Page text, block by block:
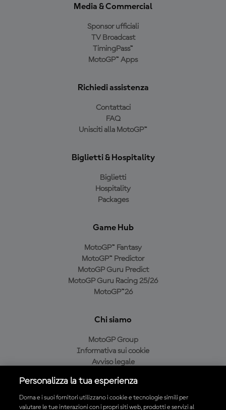
Media & Commercial
Sponsor ufficiali
TV Broadcast
TimingPass™
MotoGP™ Apps
Richiedi assistenza
Contattaci
FAQ
Unisciti alla MotoGP™
Biglietti & Hospitality
Biglietti
Hospitality
Packages
Game Hub
MotoGP™ Fantasy
MotoGP™ Predictor
MotoGP Guru Predict
MotoGP Guru Racing 25/26
MotoGP™26
Chi siamo
MotoGP Group
Informativa sui cookie
Avviso legale
Condizioni di acquisto
Personalizza la tua esperienza
Dorna e i suoi fornitori utilizzano i cookie e tecnologie simili per
valutare le tue interazioni con i propri siti web, prodotti e servizi al